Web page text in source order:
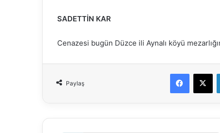
SADETTİN KAR
Cenazesi bugün Düzce ili Aynalı köyü
Paylaş
Facebook
X